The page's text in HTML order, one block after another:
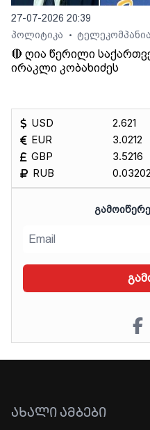
27-07-2026 20:39
პოლიტიკა
•
🔴 ღია წერილი
ირაკლი კობახიძეს
USD
EUR
GBP
RUB
2.621
3.0212
3.5216
ᲐᲮᲐᲚᲘ ᲐᲛᲑᲔᲑᲘ